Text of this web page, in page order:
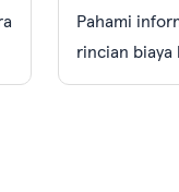
Pahami
rincian